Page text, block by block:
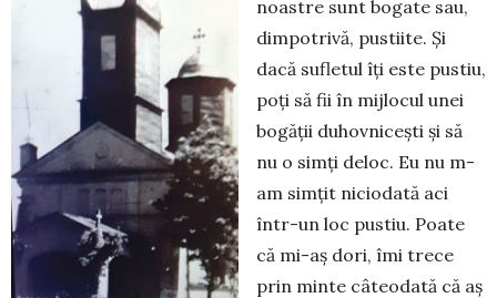
noastre sunt bogate sau,
dimpotrivă, pustiite. Și
dacă sufletul îți este pustiu,
poți să fii în mijlocul unei
bogății duhovnicești și să
nu o simți deloc. Eu nu m-
am simțit niciodată aci
într-un loc pustiu. Poate
că mi-aș dori, îmi trece
prin minte câteo­dată că aș